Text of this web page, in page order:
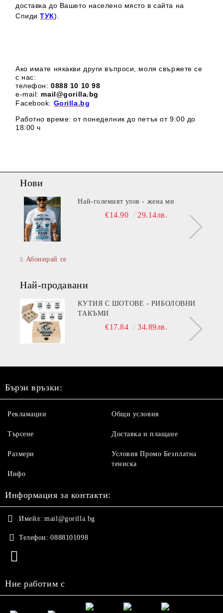
доставка до Вашето населено място в сайта на
СпидиТУК).
Ако имате някакви други въпроси, моля свържете се
с нас:
телефон:0888 10 10 98
e-mail: mail@gorilla.bg
Facebook: Gorilla.bg
Работно време: от понеделник до петък от 9:00 до
18:00 ч
Нови
Най-големият улов - жена ми
€14.90 29.14лв.
Абонирай се
Най-продавани
КУТИЯ С ШОТОВЕ - РИБОЛОВНИ
ТАКЪМИ
€17.84 34.89лв.
Бързи връзки:
Рекламации
Търсене
Размери
Инфо
Общи условия
Доставка и плащане
Условия Промо Безплатна
тениска
Информация за контакти:
Имейл: mail@gorilla.bg
Телефон: 0888101098
Ние работим с